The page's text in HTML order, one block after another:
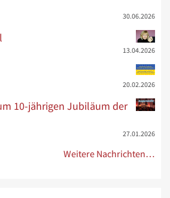
30.06.2026
13.04.2026
20.02.2026
10-jährigen Jubiläum der
27.01.2026
Weitere Nachrichten…